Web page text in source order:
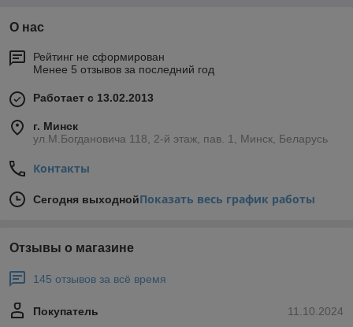
О нас
Рейтинг не сформирован
Менее 5 отзывов за последний год
Работает с 13.02.2013
г. Минск
ул.М.Богдановича 118, 2-й этаж, пав. 1, Минск, Беларусь
Контакты
Сегодня выходнойПоказать весь график работы
Отзывы о магазине
145 отзывов за всё время
11.10.2024
Покупатель